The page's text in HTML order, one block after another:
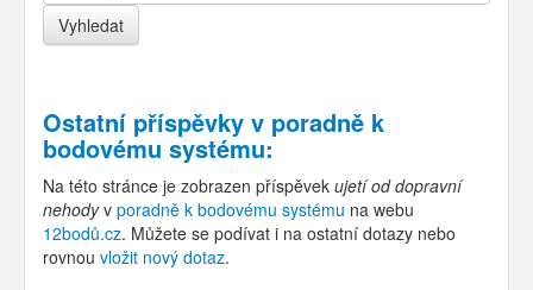
Ostatní příspěvky v poradně k
bodovému systému:
Na této stránce je zobrazen příspěvek ujetí od dopravní
nehodyv poradně k bodovému systému na webu
12bodů.cz. Můžete se podívat i na ostatní dotazy nebo
rovnou vložit nový dotaz.